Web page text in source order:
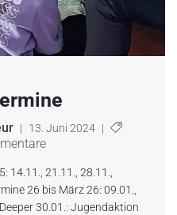
| 13. Juni 2024 |
14.11., 21.11., 28.11.,
26 bis März 26: 09.01.,
30.01.: Jugendaktion